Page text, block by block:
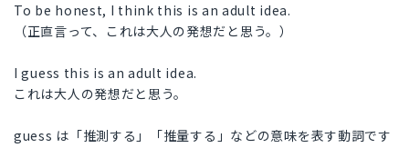
To be honest, I think this is an adult idea.
（正直言って、これは大人の発想だと思う。）
I guess this is an adult idea.
これは大人の発想だと思う。
guess は「推測する」「推量する」などの意味を表す動詞です